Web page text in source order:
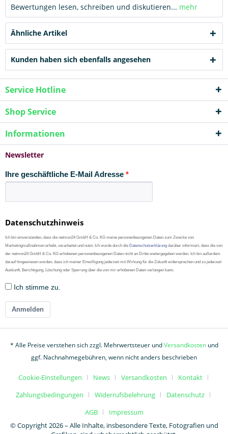
Bewertungen lesen, schreiben und diskutieren... mehr
Ähnliche Artikel
Kunden haben sich ebenfalls angesehen
Service Hotline
Shop Service
Informationen
Newsletter
Ihre geschäftliche E-Mail Adresse
Datenschutzhinweis
Ich bin einverstanden, dass die netmon24 GmbH & Co. KG meine personenbezogenen Daten zum Zwecke von
Marketingmaßnahmen erhebt, verarbeitet und nutzt. Ich wurde durch die Datenschutzerklärung darüber informiert, dass die von
der netmon24 GmbH & Co. KG erhobenen personenbezogenen Daten nicht an Dritte weitergegeben werden. Ich bin außerdem
darauf hingewiesen worden, dass ich meiner Einwilligung jederzeit mit Wirkung für die Zukunft widersprechen und zu jederzeit
Auskunft, Berichtigung, Löschung oder Sperrung über die von mir erhobenen Daten verlangen kann.
Ich stimme zu.
Anmelden
* Alle Preise verstehen sich zzgl. Mehrwertsteuer undVersandkostenund
ggf. Nachnahmegebühren, wenn nicht anders beschrieben
Cookie-Einstellungen News Versandkosten
Kontakt
Zahlungsbedingungen
Widerrufsbelehrung
Datenschutz
AGB
Impressum
© Copyright 2026 – Alle Inhalte, insbesondere Texte, Fotografien und